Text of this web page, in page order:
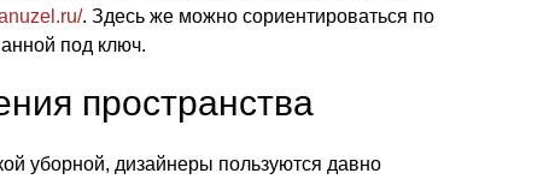
. Здесь же можно сориентироваться по
под ключ.
пространства
уборной, дизайнеры пользуются давно